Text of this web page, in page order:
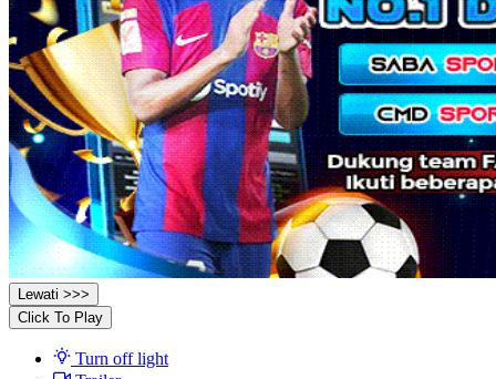
Lewati >>>
Click To Play
Turn off light